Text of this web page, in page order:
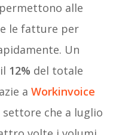
alle
le fatture per
Un
12% del totale
a Workinvoice
che a luglio